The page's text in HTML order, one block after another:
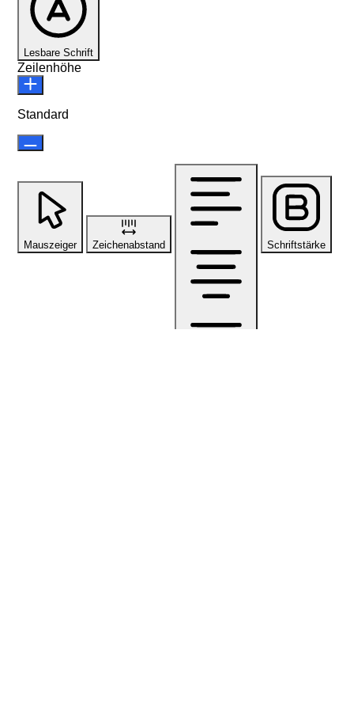
Lesbare Schrift
Zeilenhöhe
Standard
Mauszeiger Zeichenabstand Schriftstärke